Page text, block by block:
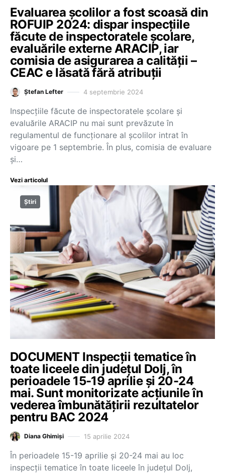
Evaluarea școlilor a fost scoasă din
ROFUIP 2024: dispar inspecțiile
făcute de inspectoratele școlare,
evaluările externe ARACIP, iar
comisia de asigurarea a calității –
CEAC e lăsată fără atribuții
Ștefan Lefter 4 septembrie 2024
Inspecțiile făcute de inspectoratele școlare și
evaluările ARACIP nu mai sunt prevăzute în
regulamentul de funcționare al școlilor intrat în
vigoare pe 1 septembrie. În plus, comisia de evaluare
și…
Vezi articolul
Știri
DOCUMENT Inspecții tematice în
toate liceele din județul Dolj, în
perioadele 15-19 aprilie și 20-24
mai. Sunt monitorizate acțiunile în
vederea îmbunătățirii rezultatelor
pentru BAC 2024
Diana Ghimiși 15 aprilie 2024
În perioadele 15-19 aprilie și 20-24 mai au loc
inspecții tematice în toate liceele în județul Dolj,